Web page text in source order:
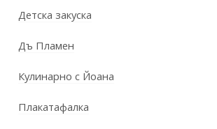
Детска закуска
Дъ Пламен
Кулинарно с Йоана
Плакатафалка